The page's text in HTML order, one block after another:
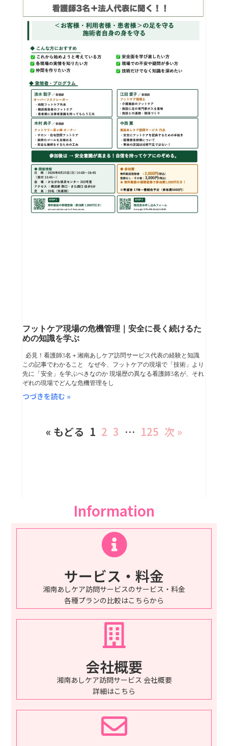
フットケア現場の危機管理｜安全に長く続けるた
めの知識を学ぶ
必見！看護師3名＋湘南あしケア訪問サービス代表の経験と知識
この記事でわかること なぜ今、フットケアの現場で「技術」より
先に「安全」を学ぶべきなのか 現場歴の異なる看護師3名が、それ
ぞれの現場でどんな危機管理をし
つづきを読む »
« もどる 1 2 3 … 125 次 »
Information
サービス・料金
湘南あしケア訪問サービスのサービス・料金
各種プランの比較はこちらから
会社概要
湘南あしケア訪問サービス 会社概要
詳細はこちら